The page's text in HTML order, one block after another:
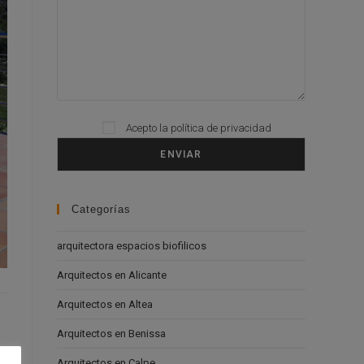
Please leave this field empty.
Acepto la política de privacidad
Categorías
arquitectora espacios biofilicos
Arquitectos en Alicante
Arquitectos en Altea
Arquitectos en Benissa